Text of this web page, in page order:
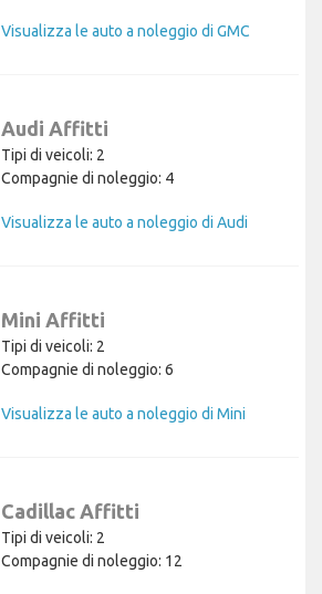
Visualizza le auto a noleggio di GMC
Audi Affitti
Tipi di veicoli: 2
Compagnie di noleggio: 4
Visualizza le auto a noleggio di Audi
Mini Affitti
Tipi di veicoli: 2
Compagnie di noleggio: 6
Visualizza le auto a noleggio di Mini
Cadillac Affitti
Tipi di veicoli: 2
Compagnie di noleggio: 12